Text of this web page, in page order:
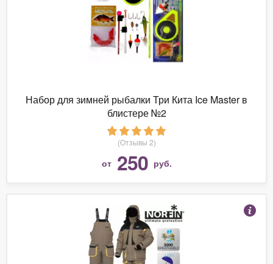
Набор для зимней рыбалки Три Кита Ice Master в
блистере №2
(Отзывы 2)
от 250 руб.